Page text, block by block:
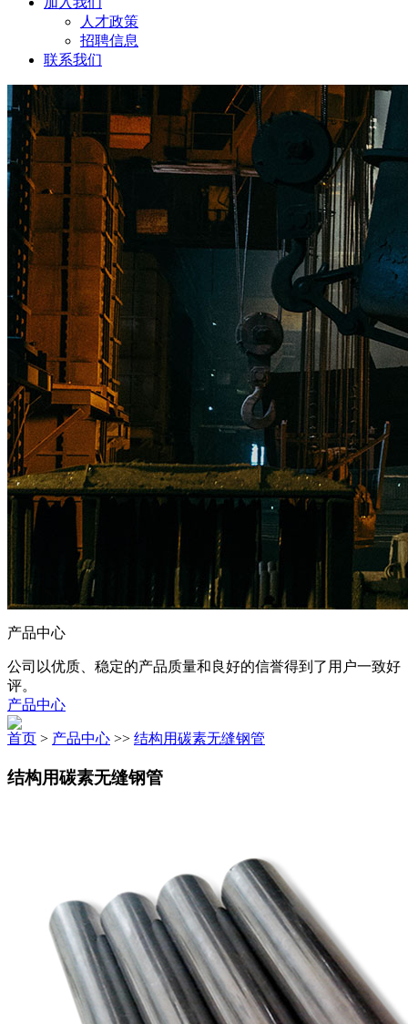
人才政策
招聘信息
联系我们
产品中心
公司以优质、稳定的产品质量和良好的信誉得到了用户一致好
评。
产品中心
首页 > 产品中心 >> 结构用碳素无缝钢管
结构用碳素无缝钢管